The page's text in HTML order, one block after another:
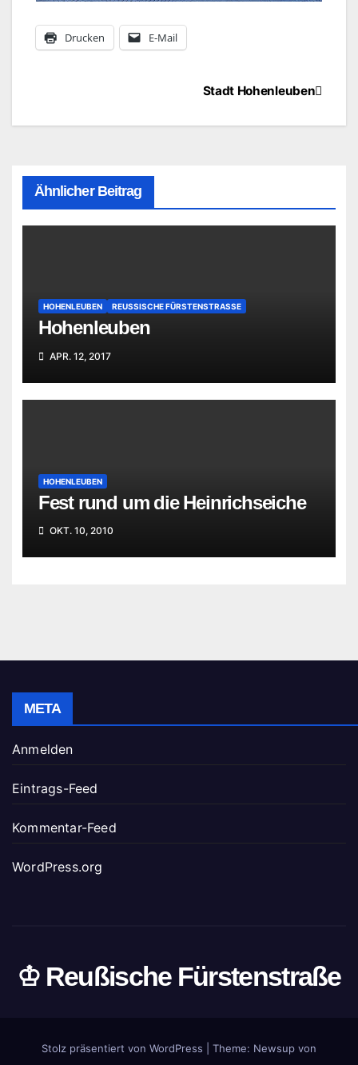
Drucken E-Mail
BeitragsnavigationStadt Hohenleuben
Ähnlicher Beitrag
HOHENLEUBEN REUSSISCHE FÜRSTENSTRASSE
Hohenleuben
APR. 12, 2017
HOHENLEUBEN
Fest rund um die Heinrichseiche
OKT. 10, 2010
META
Anmelden
Eintrags-Feed
Kommentar-Feed
WordPress.org
♔ Reußische Fürstenstraße
Stolz präsentiert von WordPress
Theme: Newsup von